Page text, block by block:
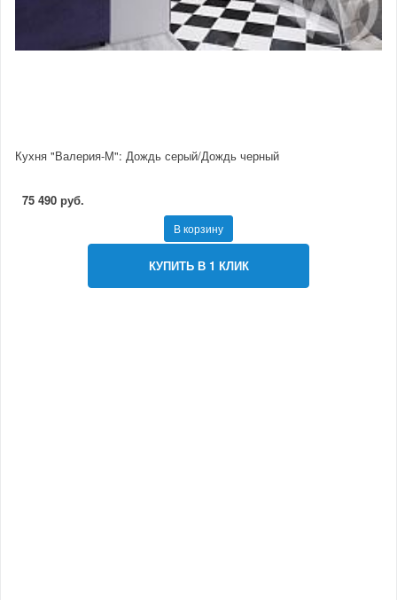
Кухня "Валерия-М": Дождь серый/Дождь черный
75 490 руб.
В корзину
КУПИТЬ В 1 КЛИК